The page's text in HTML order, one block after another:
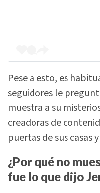
Pese a esto, es
seguidores le
muestra a su
creadoras de
puertas de sus casas
¿Por qué no
fue lo que dijo